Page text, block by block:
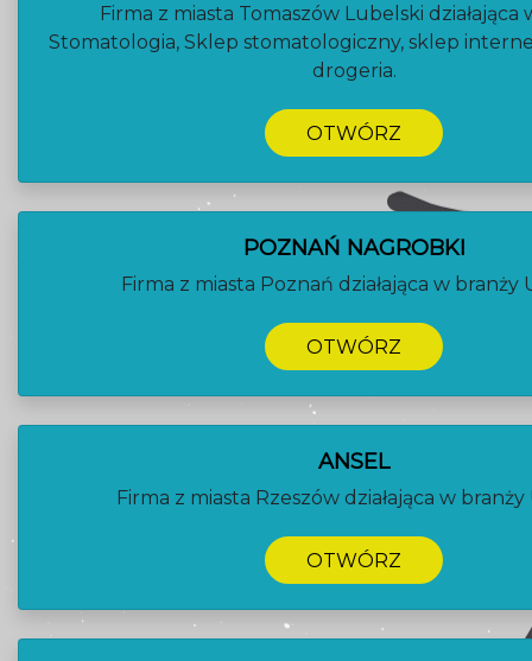
Firma z miasta Tomaszów Lubelski działająca
Stomatologia, Sklep stomatologiczny, sklep
drogeria.
OTWÓRZ
POZNAŃ NAGROBKI
Firma z miasta Poznań działająca w branży
OTWÓRZ
ANSEL
Firma z miasta Rzeszów działająca w branży
OTWÓRZ